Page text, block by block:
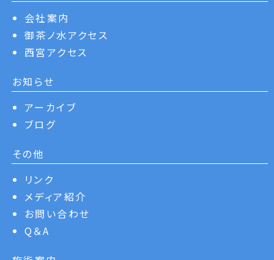
会社案内
御茶ノ水アクセス
西宮アクセス
お知らせ
アーカイブ
ブログ
その他
リンク
メディア紹介
お問い合わせ
Q＆A